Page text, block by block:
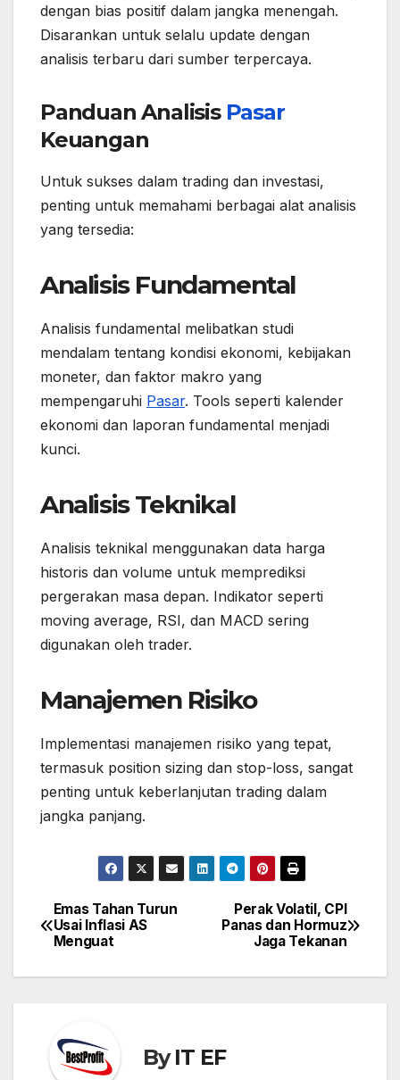
dengan bias positif dalam jangka menengah.
Disarankan untuk selalu update dengan
analisis terbaru dari sumber terpercaya.
Panduan Analisis Pasar
Keuangan
Untuk sukses dalam trading dan investasi,
penting untuk memahami berbagai alat analisis
yang tersedia:
Analisis Fundamental
Analisis fundamental melibatkan studi
mendalam tentang kondisi ekonomi, kebijakan
moneter, dan faktor makro yang
mempengaruhi Pasar. Tools seperti kalender
ekonomi dan laporan fundamental menjadi
kunci.
Analisis Teknikal
Analisis teknikal menggunakan data harga
historis dan volume untuk memprediksi
pergerakan masa depan. Indikator seperti
moving average, RSI, dan MACD sering
digunakan oleh trader.
Manajemen Risiko
Implementasi manajemen risiko yang tepat,
termasuk position sizing dan stop-loss, sangat
penting untuk keberlanjutan trading dalam
jangka panjang.
Post
navigation
Perak Volatil, CPI
Panas dan Hormuz
Jaga Tekanan
Emas Tahan Turun
Usai Inflasi AS
Menguat
ByIT EF